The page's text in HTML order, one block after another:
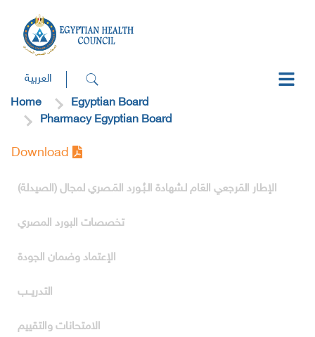
العربية
Home
Egyptian Board
Pharmacy Egyptian Board
Download
الإطار المَرجعي العَام لـشهادة الـبُـورد المَـصري لمجال (الصيدلة)
تخصصات البورد المصري
الإعتماد وضمان الجودة
التدريــب
الامتحانات والتقييم